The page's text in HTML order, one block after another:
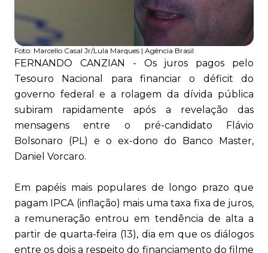
Foto: Marcello Casal Jr/Lula Marques | Agência Brasil
FERNANDO CANZIAN - Os juros pagos pelo
Tesouro Nacional para financiar o déficit do
governo federal e a rolagem da dívida pública
subiram rapidamente após a revelação das
mensagens entre o pré-candidato Flávio
Bolsonaro (PL) e o ex-dono do Banco Master,
Daniel Vorcaro.
Em papéis mais populares de longo prazo que
pagam IPCA (inflação) mais uma taxa fixa de juros,
a remuneração entrou em tendência de alta a
partir de quarta-feira (13), dia em que os diálogos
entre os dois a respeito do financiamento do filme